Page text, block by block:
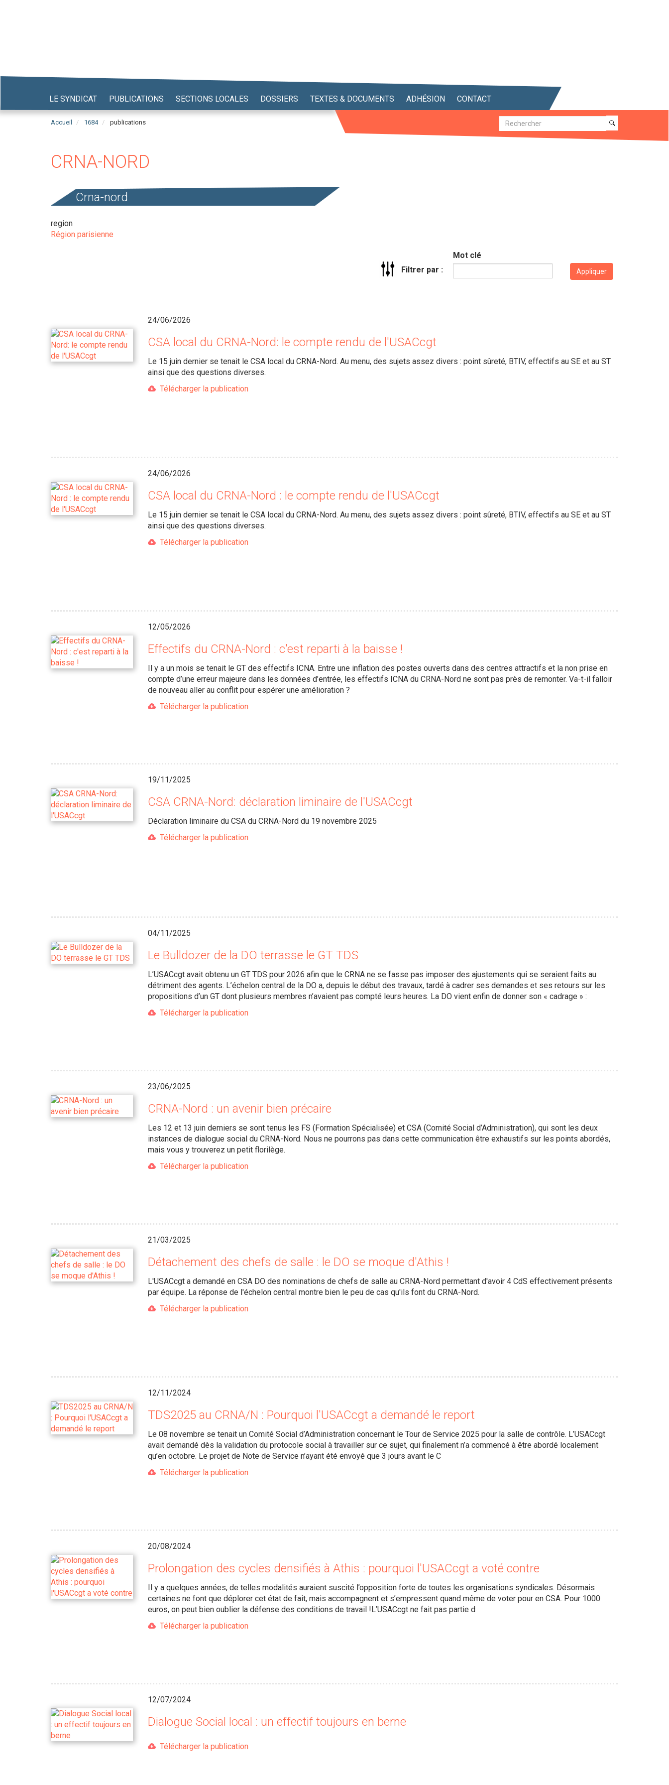
LE SYNDICAT PUBLICATIONS SECTIONS LOCALES DOSSIERS TEXTES & DOCUMENTS ADHÉSION CONTACT
Accueil 1684 publications Recherche
Recherche
CRNA-NORD
Crna-nord
region
Région parisienne
Filtrer par :
Mot clé
Appliquer
24/06/2026
CSA local du CRNA-Nord: le compte rendu de l'USACcgt
Le 15 juin dernier se tenait le CSA local du CRNA-Nord. Au menu, des sujets assez divers : point sûreté, BTIV, effectifs au SE et au ST
ainsi que des questions diverses.
Télécharger la publication
24/06/2026
CSA local du CRNA-Nord : le compte rendu de l'USACcgt
Le 15 juin dernier se tenait le CSA local du CRNA-Nord. Au menu, des sujets assez divers : point sûreté, BTIV, effectifs au SE et au ST
ainsi que des questions diverses.
Télécharger la publication
12/05/2026
Effectifs du CRNA-Nord : c'est reparti à la baisse !
Il y a un mois se tenait le GT des effectifs ICNA. Entre une inflation des postes ouverts dans des centres attractifs et la non prise en
compte d’une erreur majeure dans les données d’entrée, les effectifs ICNA du CRNA-Nord ne sont pas près de remonter. Va-t-il falloir
de nouveau aller au conflit pour espérer une amélioration ?
Télécharger la publication
19/11/2025
CSA CRNA-Nord: déclaration liminaire de l'USACcgt
Déclaration liminaire du CSA du CRNA-Nord du 19 novembre 2025
Télécharger la publication
04/11/2025
Le Bulldozer de la DO terrasse le GT TDS
L’USACcgt avait obtenu un GT TDS pour 2026 afin que le CRNA ne se fasse pas imposer des ajustements qui se seraient faits au
détriment des agents. L’échelon central de la DO a, depuis le début des travaux, tardé à cadrer ses demandes et ses retours sur les
propositions d’un GT dont plusieurs membres n’avaient pas compté leurs heures. La DO vient enfin de donner son « cadrage » :
Télécharger la publication
23/06/2025
CRNA-Nord : un avenir bien précaire
Les 12 et 13 juin derniers se sont tenus les FS (Formation Spécialisée) et CSA (Comité Social d’Administration), qui sont les deux
instances de dialogue social du CRNA-Nord. Nous ne pourrons pas dans cette communication être exhaustifs sur les points abordés,
mais vous y trouverez un petit florilège.
Télécharger la publication
21/03/2025
Détachement des chefs de salle : le DO se moque d'Athis !
L'USACcgt a demandé en CSA DO des nominations de chefs de salle au CRNA-Nord permettant d'avoir 4 CdS effectivement présents
par équipe. La réponse de l'échelon central montre bien le peu de cas qu'ils font du CRNA-Nord.
Télécharger la publication
12/11/2024
TDS2025 au CRNA/N : Pourquoi l'USACcgt a demandé le report
Le 08 novembre se tenait un Comité Social d’Administration concernant le Tour de Service 2025 pour la salle de contrôle. L’USACcgt
avait demandé dès la validation du protocole social à travailler sur ce sujet, qui finalement n’a commencé à être abordé localement
qu’en octobre. Le projet de Note de Service n’ayant été envoyé que 3 jours avant le C
Télécharger la publication
20/08/2024
Prolongation des cycles densifiés à Athis : pourquoi l'USACcgt a voté contre
Il y a quelques années, de telles modalités auraient suscité l’opposition forte de toutes les organisations syndicales. Désormais
certaines ne font que déplorer cet état de fait, mais accompagnent et s’empressent quand même de voter pour en CSA. Pour 1000
euros, on peut bien oublier la défense des conditions de travail !L’USACcgt ne fait pas partie d
Télécharger la publication
12/07/2024
Dialogue Social local : un effectif toujours en berne
Télécharger la publication